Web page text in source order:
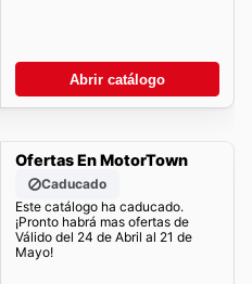
Abrir catálogo
Ofertas En MotorTown
Caducado
Este catálogo ha caducado.
¡Pronto habrá mas ofertas de
Válido del 24 de Abril al 21 de
Mayo!